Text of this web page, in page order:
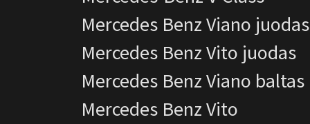
Mercedes Benz Viano juodas
Mercedes Benz Vito juodas
Mercedes Benz Viano baltas
Mercedes Benz Vito